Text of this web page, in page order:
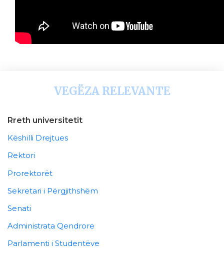
VEGËZA RELEVANTE
Rreth universitetit
Këshilli Drejtues
Rektori
Prorektorët
Sekretari i Përgjithshëm
Senati
Administrata Qendrore
Parlamenti i Studentëve